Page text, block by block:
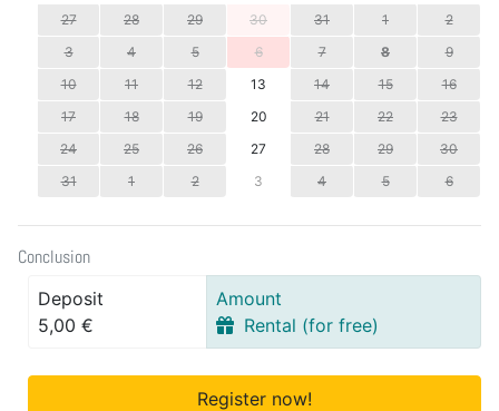
27
28 29 30 31 1
2
3
4 5 6 7 8
9
10
11 12 13 14 15
16
17
18 19 20 21 22
23
24
25 26 27 28 29
30
31
1 2 3 4 5 6
Conclusion
Deposit
5,00 €
Amount
Rental (for free)
Register now!